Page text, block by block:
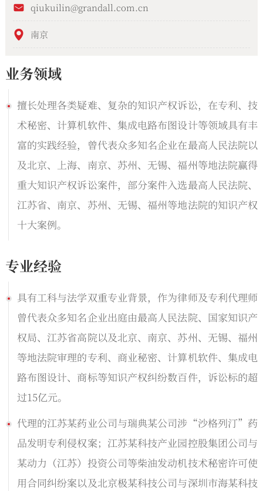
qiukuilin@grandall.com.cn
南京
业务领域
擅长处理各类疑难、复杂的知识产权诉讼，在专利、技
术秘密、计算机软件、集成电路布图设计等领域具有丰
富的实践经验，曾代表众多知名企业在最高人民法院以
及北京、上海、南京、苏州、无锡、福州等地法院赢得
重大知识产权诉讼案件，部分案件入选最高人民法院、
江苏省、南京、苏州、无锡、福州等地法院的知识产权
十大案例。
专业经验
具有工科与法学双重专业背景，作为律师及专利代理师
曾代表众多知名企业出庭由最高人民法院、国家知识产
权局、江苏省高院以及北京、南京、苏州、无锡、福州
等地法院审理的专利、商业秘密、计算机软件、集成电
路布图设计、商标等知识产权纠纷数百件，诉讼标的超
过15亿元。
代理的江苏某药业公司与瑞典某公司涉“沙格列汀”药
品发明专利侵权案；江苏某科技产业园控股集团公司与
某动力（江苏）投资公司等柴油发动机技术秘密许可使
用合同纠纷案以及北京极某科技公司与深圳市海某科技